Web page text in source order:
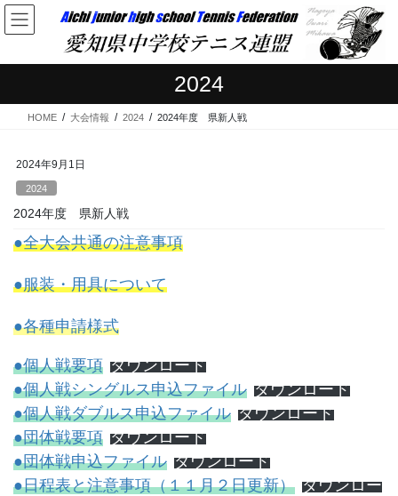
コ
ン
ン
へ
ナ
ビ
ー
ョ
2024
HOME 大会情報 2024 2024年度 県新人戦
2024年9月1日
2024
2024年度 県新人戦
●全大会共通の注意事項
●服装・用具について
●各種申請様式
●個人戦要項 ダウンロード
●個人戦シングルス申込ファイル ダウンロード
●個人戦ダブルス申込ファイル ダウンロード
●団体戦要項 ダウンロード
●団体戦申込ファイル ダウンロード
●日程表と注意事項（１１月２日更新） ダウンロー